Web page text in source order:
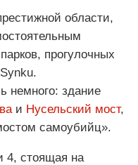
области,
прогулочных
немного: здание
и Нусельский мост,
самоубийц».
4, стоящая на